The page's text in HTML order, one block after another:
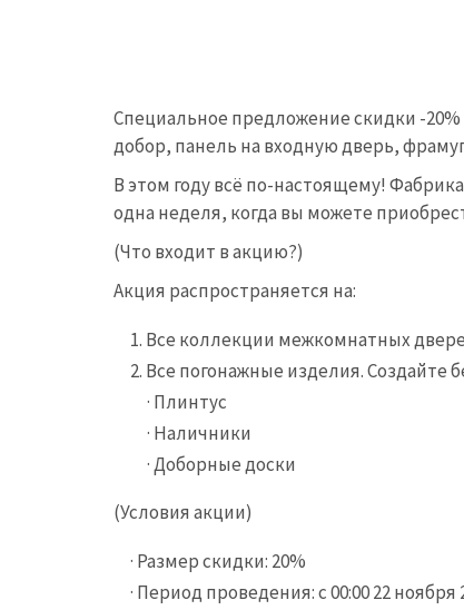
Специальное предложение скидки -
добор, панель на входную дверь,
В этом году всё по-настоящему!
одна неделя, когда вы можете
(Что входит в акцию?)
Акция распространяется на:
1. Все коллекции межкомнатных
2. Все погонажные изделия.
· Плинтус
· Наличники
· Доборные доски
(Условия акции)
· Размер скидки: 20%
· Период проведения: с 00:00 22